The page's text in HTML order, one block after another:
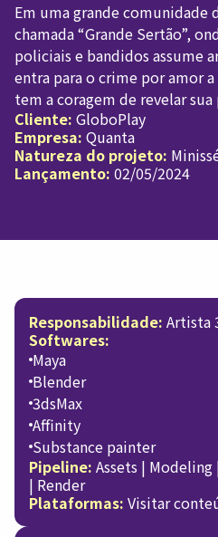
Em uma grande comunidade
chamada “Grande Sertão”,
policiais e bandidos assume
entra para o crime por amor
tem a coragem de revelar sua
Cliente: GloboPlay
Empresa: Quanta
Natureza do projeto:
Lançamento: 02/05/2024
Responsabilidade: Artista
Softwares:
Maya
Blender
3dsMax
Affinity
Substance painter
Pipeline: Assets |
| Render
Plataformas: Visitar